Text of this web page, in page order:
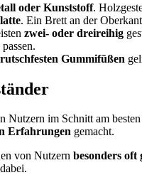
oder Kunststoff.
. Ein Brett an der
zwei- oder dreireihig
rutschfesten Gummifüßen
Nutzern im Schnitt am
Erfahrungen gemacht.
von Nutzern besonders oft